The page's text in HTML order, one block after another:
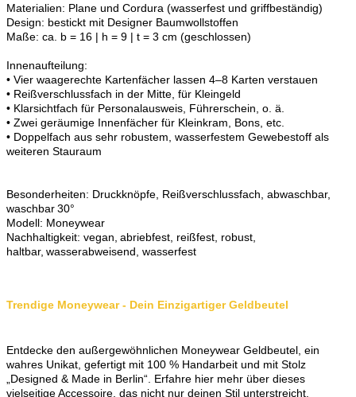
Materialien: Plane und Cordura (wasserfest und griffbeständig)
Design: bestickt mit Designer Baumwollstoffen
Maße: ca. b = 16 | h = 9 | t = 3 cm (geschlossen)
Innenaufteilung:
• Vier waagerechte Kartenfächer lassen 4–8 Karten verstauen
• Reißverschlussfach in der Mitte, für Kleingeld
• Klarsichtfach für Personalausweis, Führerschein, o. ä.
• Zwei geräumige Innenfächer für Kleinkram, Bons, etc.
• Doppelfach aus sehr robustem, wasserfestem Gewebestoff als
weiteren Stauraum
Besonderheiten: Druckknöpfe, Reißverschlussfach, abwaschbar,
waschbar 30°
Modell: Moneywear
Nachhaltigkeit: vegan, abriebfest, reißfest, robust,
haltbar, wasserabweisend, wasserfest
Trendige Moneywear - Dein Einzigartiger Geldbeutel
Entdecke den außergewöhnlichen Moneywear Geldbeutel, ein
wahres Unikat, gefertigt mit 100 % Handarbeit und mit Stolz
„Designed & Made in Berlin“. Erfahre hier mehr über dieses
vielseitige Accessoire, das nicht nur deinen Stil unterstreicht,